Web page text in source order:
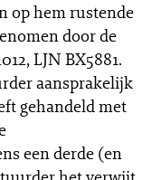
op hem rustende
door de
LJN BX5881.
aansprakelijk
gehandeld met
een derde (en